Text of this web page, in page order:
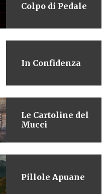
Colpo di Pedale
In Confidenza
Le Cartoline del
Mucci
Pillole Apuane